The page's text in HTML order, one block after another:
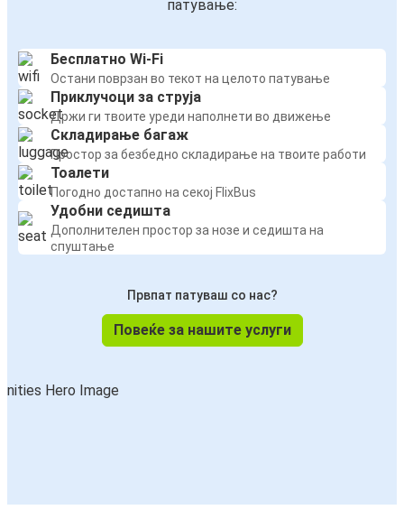
патување:
Бесплатно Wi-Fi
Остани поврзан во текот на целото патување
Приклучоци за струја
Држи ги твоите уреди наполнети во движење
Складирање багаж
Простор за безбедно складирање на твоите работи
Тоалети
Погодно достапно на секој FlixBus
Удобни седишта
Дополнителен простор за нозе и седишта на
спуштање
Првпат патуваш со нас?
Повеќе за нашите услуги